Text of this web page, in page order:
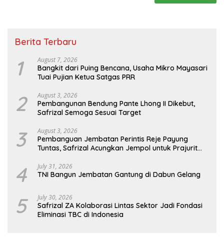
Berita Terbaru
1 August 7, 2026
Bangkit dari Puing Bencana, Usaha Mikro Mayasari
Tuai Pujian Ketua Satgas PRR
2 August 3, 2026
Pembangunan Bendung Pante Lhong II Dikebut,
Safrizal Semoga Sesuai Target
3 August 3, 2026
Pembanguan Jembatan Perintis Reje Payung
Tuntas, Safrizal Acungkan Jempol untuk Prajurit
4 July 31, 2026
TNI Bangun Jembatan Gantung di Dabun Gelang
5 July 30, 2026
Safrizal ZA Kolaborasi Lintas Sektor Jadi Fondasi
Eliminasi TBC di Indonesia